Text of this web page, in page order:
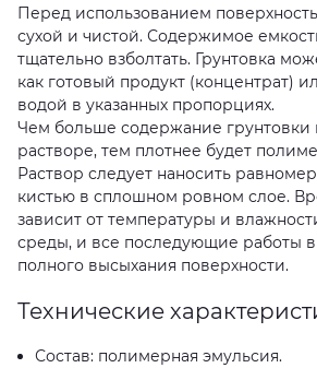
Перед использованием
сухой и чистой. Содержимое
тщательно взболтать. Грунтовка
как готовый продукт (концентрат)
водой в указанных пропорциях.
Чем больше содержание грунтовки
растворе, тем плотнее будет
Раствор следует наносить
кистью в сплошном ровном слое.
зависит от температуры и
среды, и все последующие работы
полного высыхания поверхности.
Технические
Состав: полимерная эмульсия.